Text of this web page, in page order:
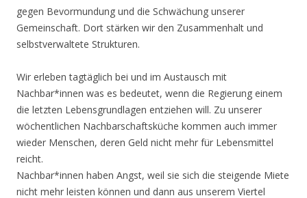
gegen Bevormundung und die Schwächung unserer
Gemeinschaft. Dort stärken wir den Zusammenhalt und
selbstverwaltete Strukturen.
Wir erleben tagtäglich bei und im Austausch mit
Nachbar*innen was es bedeutet, wenn die Regierung einem
die letzten Lebensgrundlagen entziehen will. Zu unserer
wöchentlichen Nachbarschaftsküche kommen auch immer
wieder Menschen, deren Geld nicht mehr für Lebensmittel
reicht.
Nachbar*innen haben Angst, weil sie sich die steigende Miete
nicht mehr leisten können und dann aus unserem Viertel